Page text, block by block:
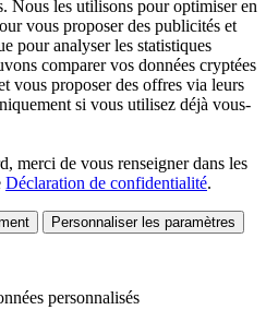
Nous les utilisons pour optimiser en
vous proposer des publicités et
pour analyser les statistiques
comparer vos données cryptées
vous proposer des offres via leurs
si vous utilisez déjà vous-
merci de vous renseigner dans les
Déclaration de confidentialité.
Personnaliser les paramètres
personnalisés